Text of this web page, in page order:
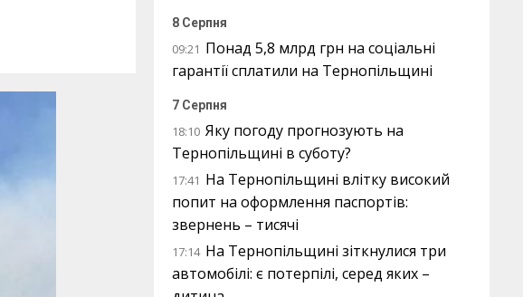
8 Серпня
09:21 Понад 5,8 млрд грн на соціальні
гарантії сплатили на Тернопільщині
7 Серпня
18:10 Яку погоду прогнозують на
Тернопільщині в суботу?
17:41 На Тернопільщині влітку високий
попит на оформлення паспортів:
звернень – тисячі
17:14 На Тернопільщині зіткнулися три
автомобілі: є потерпілі, серед яких –